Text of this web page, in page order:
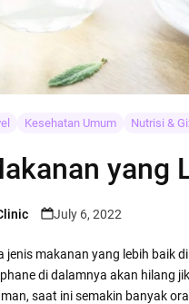
Kesehatan Umum Nutrisi &
yang
July 6, 2022
jenis makanan yang lebih baik
di dalamnya akan hilang
saat ini semakin banyak